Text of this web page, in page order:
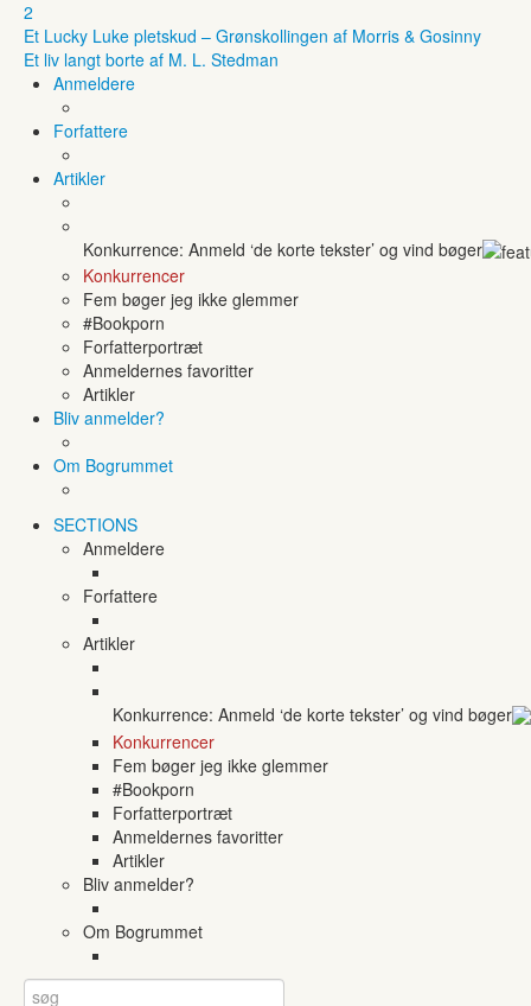
2
Et Lucky Luke pletskud – Grønskollingen af Morris & Gosinny
Et liv langt borte af M. L. Stedman
Anmeldere
Forfattere
Artikler
Konkurrence: Anmeld ‘de korte tekster’ og vind bøger
Konkurrencer
Fem bøger jeg ikke glemmer
#Bookporn
Forfatterportræt
Anmeldernes favoritter
Artikler
Bliv anmelder?
Om Bogrummet
SECTIONS
Anmeldere
Forfattere
Artikler
Konkurrence: Anmeld ‘de korte tekster’ og vind bøger
Konkurrencer
Fem bøger jeg ikke glemmer
#Bookporn
Forfatterportræt
Anmeldernes favoritter
Artikler
Bliv anmelder?
Om Bogrummet